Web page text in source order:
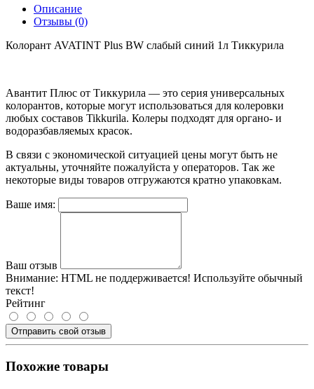
Описание
Отзывы (0)
Колорант AVATINT Plus BW слабый синий 1л Тиккурила
Авантит Плюс от Тиккурила — это серия универсальных
колорантов, которые могут использоваться для колеровки
любых составов Tikkurila. Колеры подходят для органо- и
водоразбавляемых красок.
В связи с экономической ситуацией цены могут быть не
актуальны, уточняйте пожалуйста у операторов. Так же
некоторые виды товаров отгружаются кратно упаковкам.
Ваше имя:
Ваш отзыв
Внимание: HTML не поддерживается! Используйте обычный
текст!
Рейтинг
Отправить свой отзыв
Похожие товары